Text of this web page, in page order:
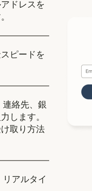
ドレスを
ピードを
連絡先、銀
します。
取り方法
アルタイ